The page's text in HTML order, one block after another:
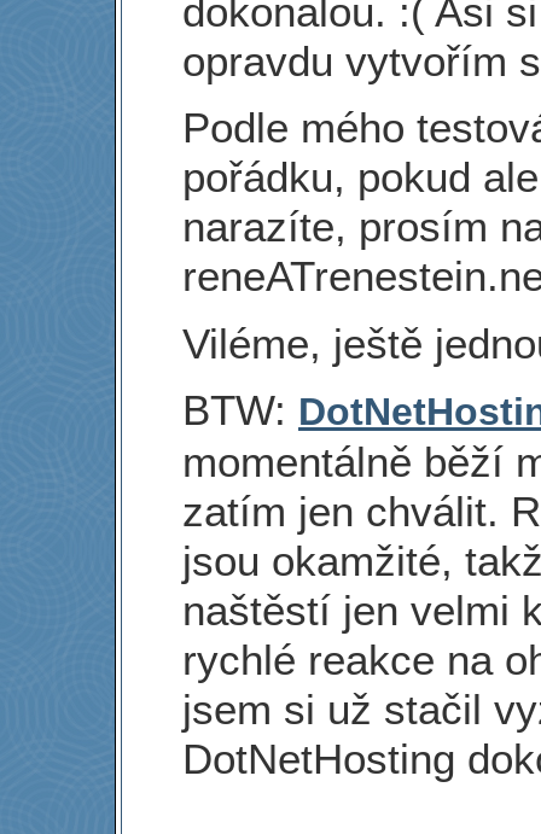
dokonalou. :( Asi
opravdu vytvořím
Podle mého
pořádku, pokud
narazíte, prosím
Viléme, ještě
BTW:
momentálně běží
zatím jen chválit.
jsou okamžité,
naštěstí jen velmi
rychlé reakce na
jsem si už stačil
DotNetHosting